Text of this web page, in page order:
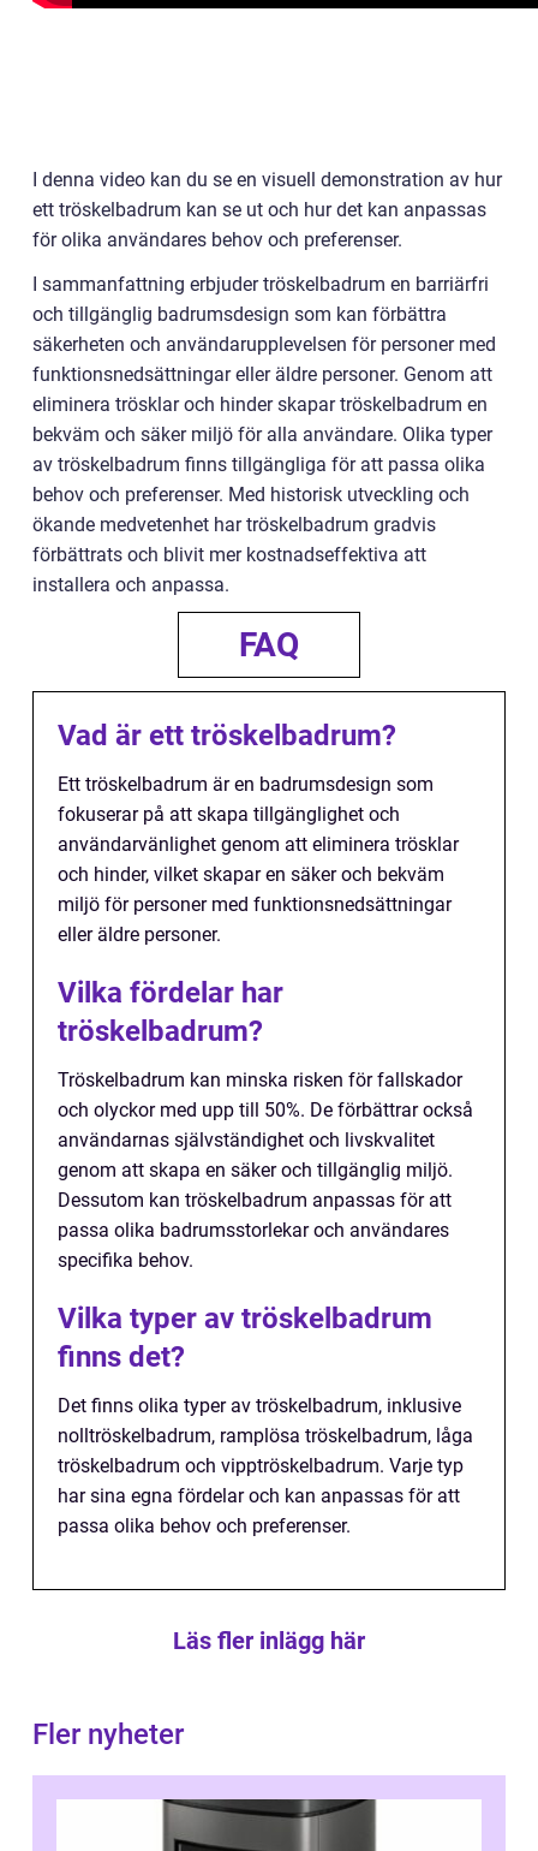
I denna video kan du se en visuell demonstration av hur
ett tröskelbadrum kan se ut och hur det kan anpassas
för olika användares behov och preferenser.
I sammanfattning erbjuder tröskelbadrum en barriärfri
och tillgänglig badrumsdesign som kan förbättra
säkerheten och användarupplevelsen för personer med
funktionsnedsättningar eller äldre personer. Genom att
eliminera trösklar och hinder skapar tröskelbadrum en
bekväm och säker miljö för alla användare. Olika typer
av tröskelbadrum finns tillgängliga för att passa olika
behov och preferenser. Med historisk utveckling och
ökande medvetenhet har tröskelbadrum gradvis
förbättrats och blivit mer kostnadseffektiva att
installera och anpassa.
FAQ
Vad är ett tröskelbadrum?
Ett tröskelbadrum är en badrumsdesign som
fokuserar på att skapa tillgänglighet och
användarvänlighet genom att eliminera trösklar
och hinder, vilket skapar en säker och bekväm
miljö för personer med funktionsnedsättningar
eller äldre personer.
Vilka fördelar har
tröskelbadrum?
Tröskelbadrum kan minska risken för fallskador
och olyckor med upp till 50%. De förbättrar också
användarnas självständighet och livskvalitet
genom att skapa en säker och tillgänglig miljö.
Dessutom kan tröskelbadrum anpassas för att
passa olika badrumsstorlekar och användares
specifika behov.
Vilka typer av tröskelbadrum
finns det?
Det finns olika typer av tröskelbadrum, inklusive
nolltröskelbadrum, ramplösa tröskelbadrum, låga
tröskelbadrum och vipptröskelbadrum. Varje typ
har sina egna fördelar och kan anpassas för att
passa olika behov och preferenser.
Läs fler inlägg här
Fler nyheter